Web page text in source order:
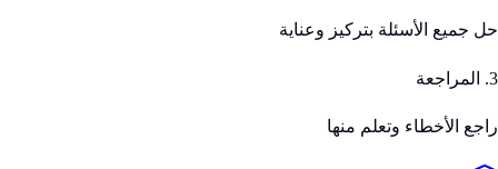
حل جميع الأسئلة بتركيز وعناية
3. المراجعة
راجع الأخطاء وتعلم منها